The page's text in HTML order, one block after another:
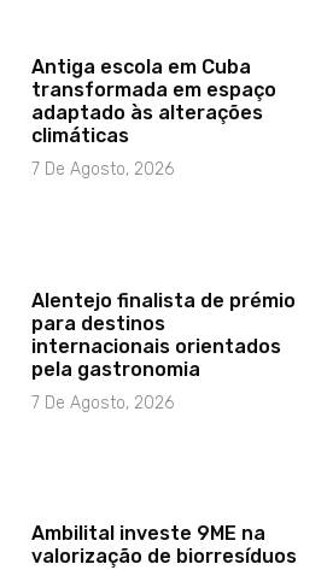
Antiga escola em Cuba
transformada em espaço
adaptado às alterações
climáticas
7 De Agosto, 2026
Alentejo finalista de prémio
para destinos
internacionais orientados
pela gastronomia
7 De Agosto, 2026
Ambilital investe 9ME na
valorização de biorresíduos